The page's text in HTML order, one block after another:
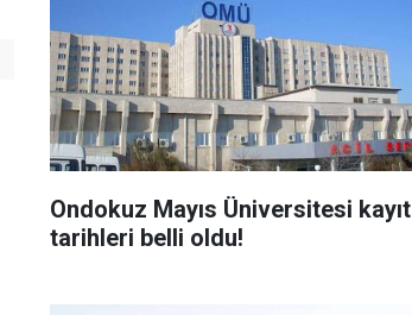
Ondokuz Mayıs Üniversitesi kayıt
tarihleri belli oldu!